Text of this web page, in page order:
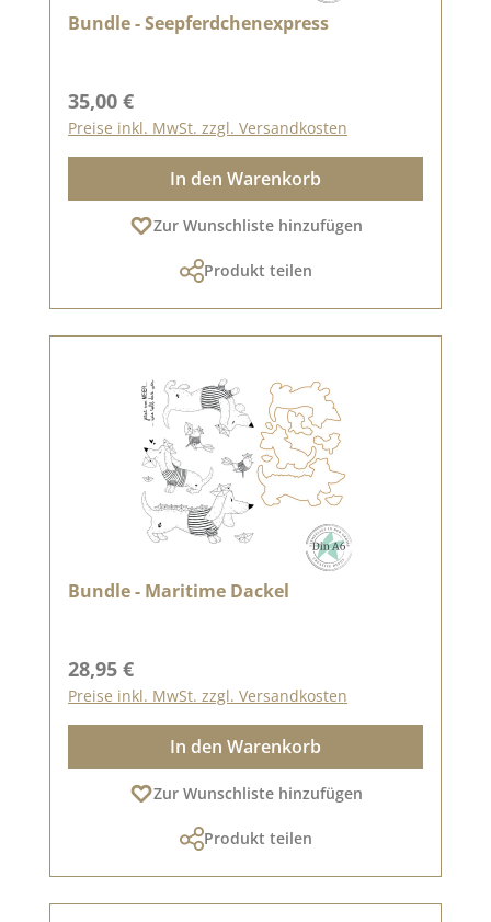
Bundle - Seepferdchenexpress
Regulärer Preis:
35,00 €
Preise inkl. MwSt. zzgl. Versandkosten
In den Warenkorb
Zur Wunschliste hinzufügen
Produkt teilen
Bundle - Maritime Dackel
Regulärer Preis:
28,95 €
Preise inkl. MwSt. zzgl. Versandkosten
In den Warenkorb
Zur Wunschliste hinzufügen
Produkt teilen